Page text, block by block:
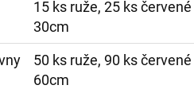
15 ks ruže, 25 ks
30cm
50 ks ruže, 90 ks
60cm